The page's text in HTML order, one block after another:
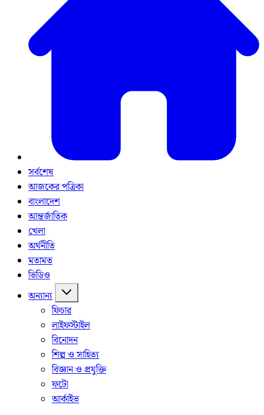
সর্বশেষ
আজকের পত্রিকা
বাংলাদেশ
আন্তর্জাতিক
খেলা
অর্থনীতি
মতামত
ভিডিও
অন্যান্য
ফিচার
লাইফস্টাইল
বিনোদন
শিল্প ও সাহিত্য
বিজ্ঞান ও প্রযুক্তি
ফটো
আর্কাইভ